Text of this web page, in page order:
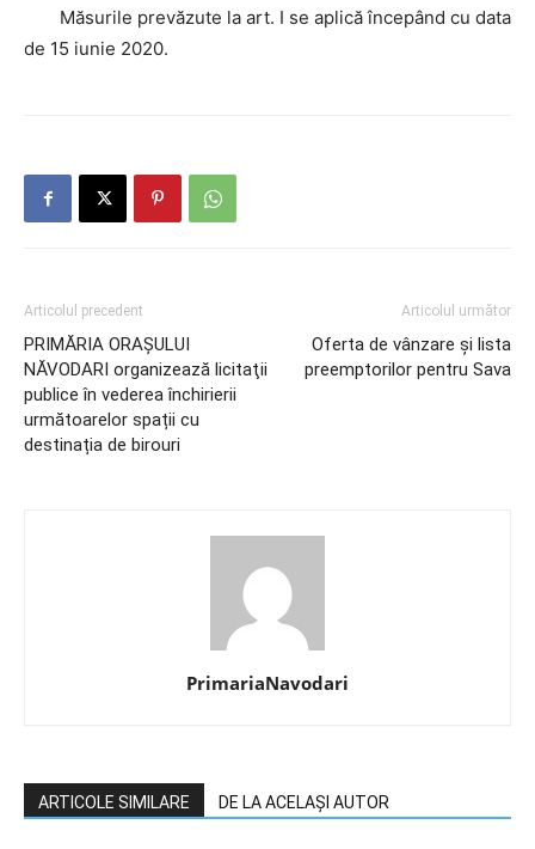
Măsurile prevăzute la art. I se aplică începând cu data
de 15 iunie 2020.
Articolul precedent
PRIMĂRIA ORAŞULUI
NĂVODARI organizează licitaţii
publice în vederea închirierii
următoarelor spații cu
destinația de birouri
Articolul următor
Oferta de vânzare și lista
preemptorilor pentru Sava
PrimariaNavodari
ARTICOLE SIMILARE DE LA ACELAȘI AUTOR